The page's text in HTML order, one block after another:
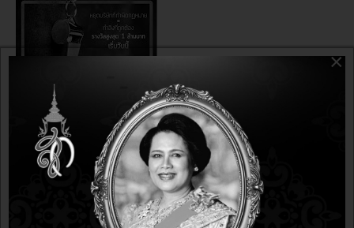
ข่าวละเมิดลิขสิทธิ์
9 years 11 months ago
9 years 11 months ago
"มาใช้โอเพนซอร์ส OpenSource กันเถอะ" BSA ประกาศ
เพิ่มเงินรางวัลแจ้งเบาะแสการละเมิดลิขสิทธิ์ซอฟต์แวร์ใน
องค์กรธุรกิจขึ้น 4 เท่าเป็น 1 ล้านบาท
×